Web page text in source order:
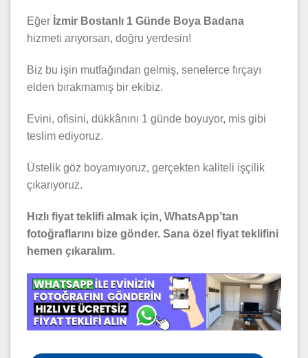
Eğer İzmir Bostanlı 1 Günde Boya Badana
hizmeti arıyorsan, doğru yerdesin!
Biz bu işin mutfağından gelmiş, senelerce fırçayı
elden bırakmamış bir ekibiz.
Evini, ofisini, dükkânını 1 günde boyuyor, mis gibi
teslim ediyoruz.
Üstelik göz boyamıyoruz, gerçekten kaliteli işçilik
çıkarıyoruz.
Hızlı fiyat teklifi almak için, WhatsApp’tan
fotoğraflarını bize gönder. Sana özel fiyat teklifini
hemen çıkaralım.